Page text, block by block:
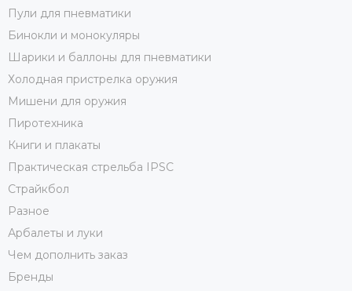
Пули для пневматики
Бинокли и монокуляры
Шарики и баллоны для пневматики
Холодная пристрелка оружия
Мишени для оружия
Пиротехника
Книги и плакаты
Практическая стрельба IPSC
Страйкбол
Разное
Арбалеты и луки
Чем дополнить заказ
Бренды